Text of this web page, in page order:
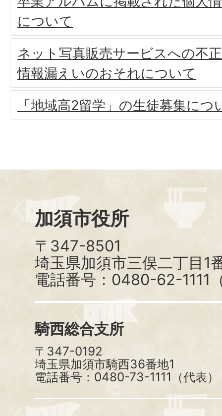
について
ネット写真販売サービスへの不
情報漏えいのおそれについて
「地域高2留学」の生徒募集につ
加須市役所
〒347-8501
埼玉県加須市三俣二丁目1
電話番号：0480-62-1111
騎西総合支所
〒347-0192
埼玉県加須市騎西36番地1
電話番号：0480-73-1111（代表）